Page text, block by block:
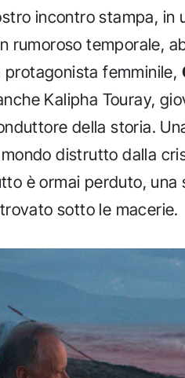
incontro stampa, in
rumoroso temporale,
protagonista femminile,
Kalipha Touray,
della storia.
distrutto dalla
è ormai perduto, una
sotto le macerie.